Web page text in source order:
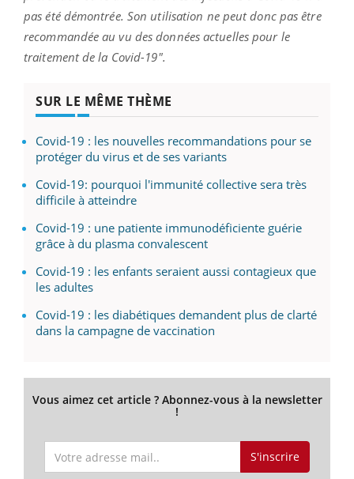
pas été démontrée. Son utilisation ne peut donc pas être
recommandée au vu des données actuelles pour le
traitement de la Covid-19".
SUR LE MÊME THÈME
Covid-19 : les nouvelles recommandations pour se
protéger du virus et de ses variants
Covid-19: pourquoi l'immunité collective sera très
difficile à atteindre
Covid-19 : une patiente immunodéficiente guérie
grâce à du plasma convalescent
Covid-19 : les enfants seraient aussi contagieux que
les adultes
Covid-19 : les diabétiques demandent plus de clarté
dans la campagne de vaccination
Vous aimez cet article ? Abonnez-vous à la newsletter
!
S'inscrire